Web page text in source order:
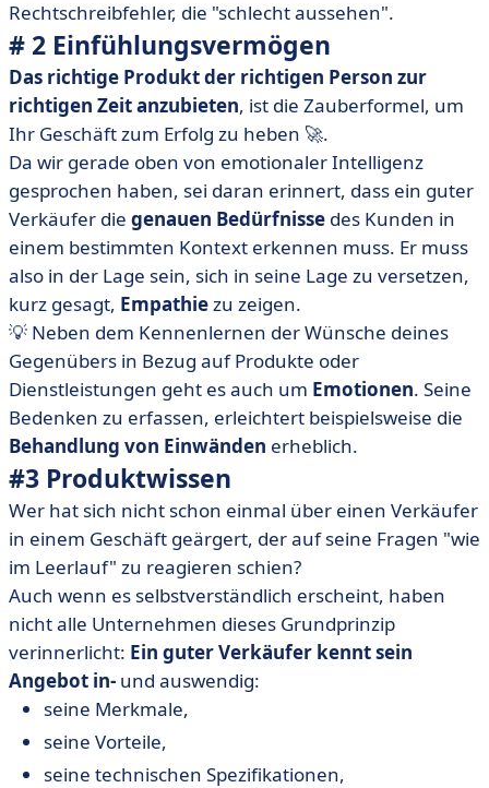
Rechtschreibfehler, die "schlecht aussehen".
# 2 Einfühlungsvermögen
Das richtige Produkt der richtigen Person zur
richtigen Zeit anzubieten, ist die Zauberformel, um
Ihr Geschäft zum Erfolg zu heben 🚀.
Da wir gerade oben von emotionaler Intelligenz
gesprochen haben, sei daran erinnert, dass ein guter
Verkäufer die genauen Bedürfnisse des Kunden in
einem bestimmten Kontext erkennen muss. Er muss
also in der Lage sein, sich in seine Lage zu versetzen,
kurz gesagt, Empathiezu zeigen.
💡 Neben dem Kennenlernen der Wünsche deines
Gegenübers in Bezug auf Produkte oder
Dienstleistungen geht es auch um Emotionen. Seine
Bedenken zu erfassen, erleichtert beispielsweise die
Behandlung von Einwänden erheblich.
#3 Produktwissen
Wer hat sich nicht schon einmal über einen Verkäufer
in einem Geschäft geärgert, der auf seine Fragen "wie
im Leerlauf" zu reagieren schien?
Auch wenn es selbstverständlich erscheint, haben
nicht alle Unternehmen dieses Grundprinzip
verinnerlicht: Ein guter Verkäufer kennt sein
Angebot in- und auswendig:
seine Merkmale,
seine Vorteile,
seine technischen Spezifikationen,